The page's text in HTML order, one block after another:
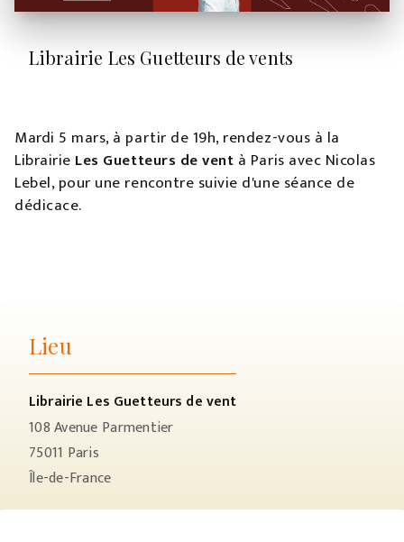
Librairie Les Guetteurs de vents
Mardi 5 mars, à partir de 19h, rendez-vous à la
Librairie Les Guetteurs de vent à Paris avec Nicolas
Lebel, pour une rencontre suivie d'une séance de
dédicace.
Lieu
Librairie Les Guetteurs de vent
108 Avenue Parmentier
75011 Paris
Île-de-France